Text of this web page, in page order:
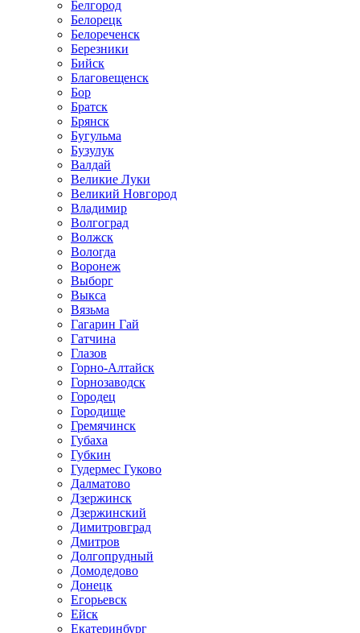
Белгород
Белорецк
Белореченск
Березники
Бийск
Благовещенск
Бор
Братск
Брянск
Бугульма
Бузулук
Валдай
Великие Луки
Великий Новгород
Владимир
Волгоград
Волжск
Вологда
Воронеж
Выборг
Выкса
Вязьма
Гагарин Гай
Гатчина
Глазов
Горно-Алтайск
Горнозаводск
Городец
Городище
Гремячинск
Губаха
Губкин
Гудермес Гуково
Далматово
Дзержинск
Дзержинский
Димитровград
Дмитров
Долгопрудный
Домодедово
Донецк
Егорьевск
Ейск
Екатеринбург